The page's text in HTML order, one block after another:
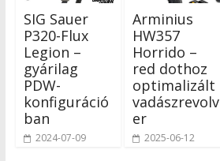
SIG Sauer
P320-Flux
Legion –
gyárilag
PDW-
konfiguráció
ban
2024-07-09
Arminius
HW357
Horrido –
red dothoz
optimalizált
vadászrevolv
er
2025-06-12